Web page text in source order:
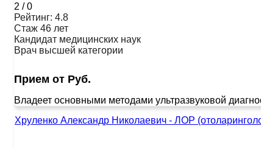
2 /0
Рейтинг: 4.8
Стаж 46 лет
Кандидат медицинских наук
Врач высшей категории
Прием от Руб.
Владеет основными методами ультразвуковой
Хруленко Александр Николаевич - ЛОР